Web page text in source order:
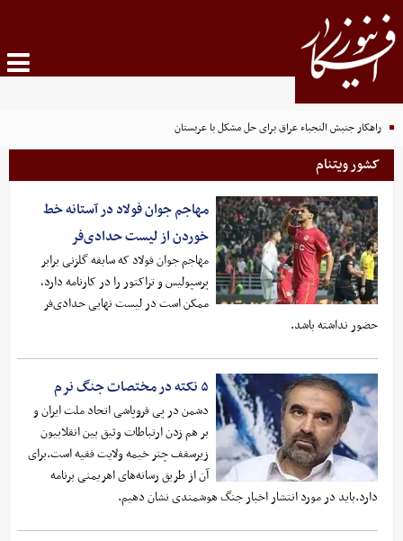
راهکار جنبش النجباء عراق برای حل مشکل با عربستان
کشور ویتنام
مهاجم جوان فولاد در آستانه خط
خوردن از لیست حدادی‌فر
مهاجم جوان فولاد که سابقه گلزنی برابر
پرسپولیس و تراکتور را در کارنامه دارد،
ممکن است در لیست نهایی حدادی‌فر
حضور نداشته باشد.
۵ نکته در مختصات جنگ نرم
دشمن در پی فروپاشی اتحاد ملت ایران و
بر هم زدن ارتباطات وثیق بین انقلابیون
زیرسقف چتر خیمه ولایت فقیه است.برای
آن از طریق رسانه‌های اهریمنی برنامه
دارد.باید در مورد انتشار اخبار جنگ هوشمندی نشان دهیم.